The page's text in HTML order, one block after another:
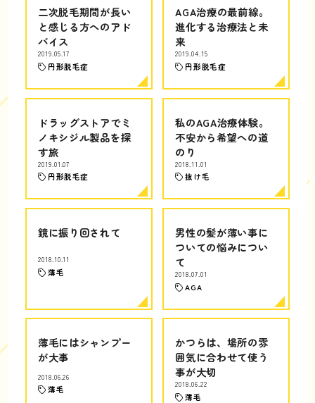
二次脱毛期間が長い
と感じる方へのアド
バイス
2019.05.17
円形脱毛症
AGA治療の最前線。
進化する治療法と未
来
2019.04.15
円形脱毛症
ドラッグストアでミ
ノキシジル製品を探
す旅
2019.01.07
円形脱毛症
私のAGA治療体験。
不安から希望への道
のり
2018.11.01
抜け毛
鏡に振り回されて
2018.10.11
薄毛
男性の髪が薄い事に
ついての悩みについ
て
2018.07.01
AGA
薄毛にはシャンプー
が大事
2018.06.26
薄毛
かつらは、場所の雰
囲気に合わせて使う
事が大切
2018.06.22
薄毛